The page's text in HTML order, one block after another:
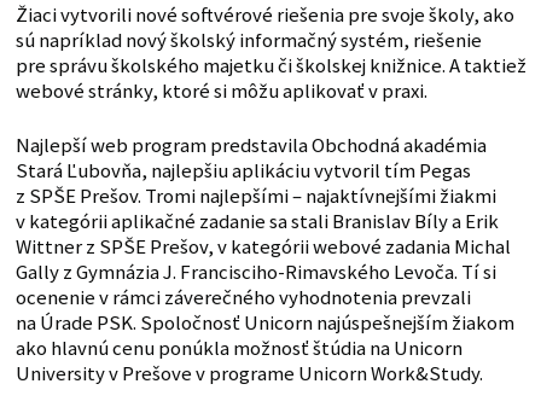
Žiaci vytvorili nové softvérové riešenia pre svoje školy, ako
sú napríklad nový školský informačný systém, riešenie
pre správu školského majetku či školskej knižnice. A taktiež
webové stránky, ktoré si môžu aplikovať v praxi.
Najlepší web program predstavila Obchodná akadémia
Stará Ľubovňa, najlepšiu aplikáciu vytvoril tím Pegas
z SPŠE Prešov. Tromi najlepšími – najaktívnejšími žiakmi
v kategórii aplikačné zadanie sa stali Branislav Bíly a Erik
Wittner z SPŠE Prešov, v kategórii webové zadania Michal
Gally z Gymnázia J. Francisciho-Rimavského Levoča. Tí si
ocenenie v rámci záverečného vyhodnotenia prevzali
na Úrade PSK. Spoločnosť Unicorn najúspešnejším žiakom
ako hlavnú cenu ponúkla možnosť štúdia na Unicorn
University v Prešove v programe Unicorn Work&Study.